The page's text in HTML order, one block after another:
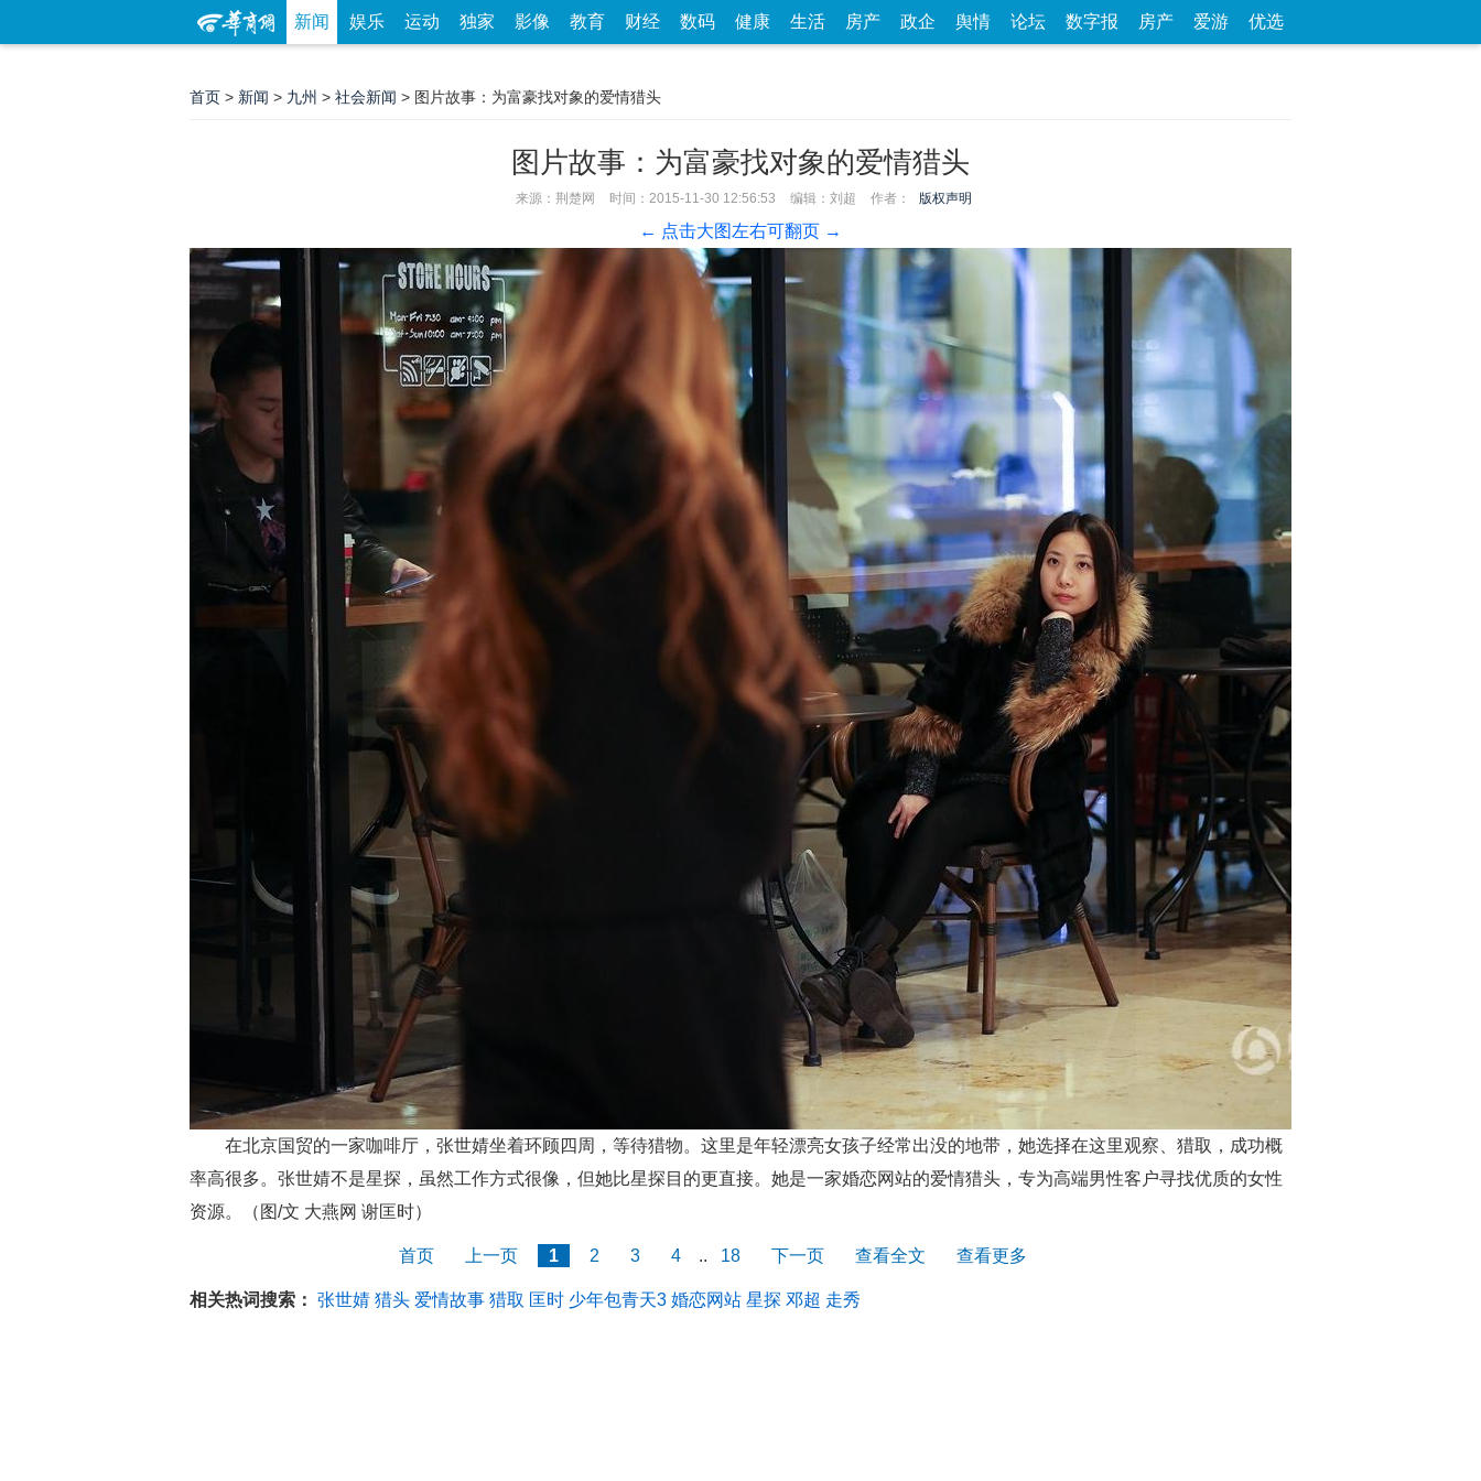
新闻 娱乐 运动 独家 影像 教育 财经 数码 健康 生活 房产 政企 舆情 论坛 数字报 房产 爱游 优选
首页 > 新闻 > 九州 > 社会新闻 > 图片故事：为富豪找对象的爱情猎头
图片故事：为富豪找对象的爱情猎头
来源：荆楚网 时间：2015-11-30 12:56:53 编辑：刘超 作者： 版权声明
← 点击大图左右可翻页 →
在北京国贸的一家咖啡厅，张世婧坐着环顾四周，等待猎物。这里是年轻漂亮女孩子经常出没的地带，她选择在这里观察、猎取，成功概
率高很多。张世婧不是星探，虽然工作方式很像，但她比星探目的更直接。她是一家婚恋网站的爱情猎头，专为高端男性客户寻找优质的女性
资源。（图/文 大燕网 谢匡时）
首页 上一页 1 2 3 4 .. 18 下一页 查看全文 查看更多
相关热词搜索： 张世婧 猎头 爱情故事 猎取 匡时 少年包青天3 婚恋网站 星探 邓超 走秀